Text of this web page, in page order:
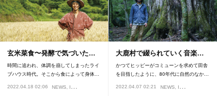
玄米菜食〜発酵で気づいた…
時間に追われ、体調を崩してしまったライ
ブハウス時代。そこから食によって身体…
2022.04.18 02:06 NEWS FEATURE
大鹿村で綴られていく音楽…
かつてヒッピーがコミューンを求めて田舎
を目指したように、80年代に自然のなか…
2022.04.07 02:21 NEWS